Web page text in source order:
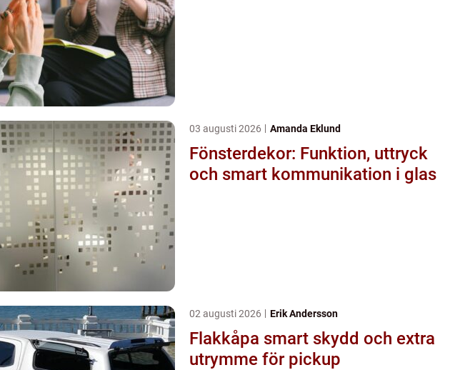
03 augusti 2026 Amanda Eklund
Fönsterdekor: Funktion, uttryck
och smart kommunikation i glas
02 augusti 2026 Erik Andersson
Flakkåpa smart skydd och extra
utrymme för pickup